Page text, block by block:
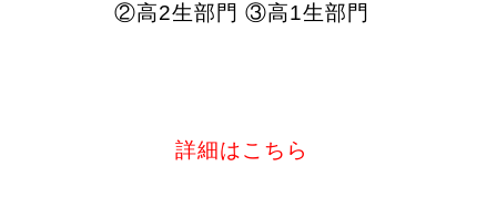
②高2生部門 ③高1生部門
詳細はこちら